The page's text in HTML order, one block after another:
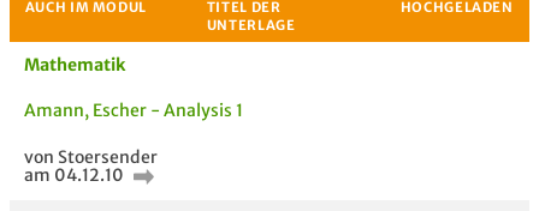
Passende Stellenanzeigen
Mathematik
Amann, Escher - Analysis 1
von Stoersender
am 04.12.10